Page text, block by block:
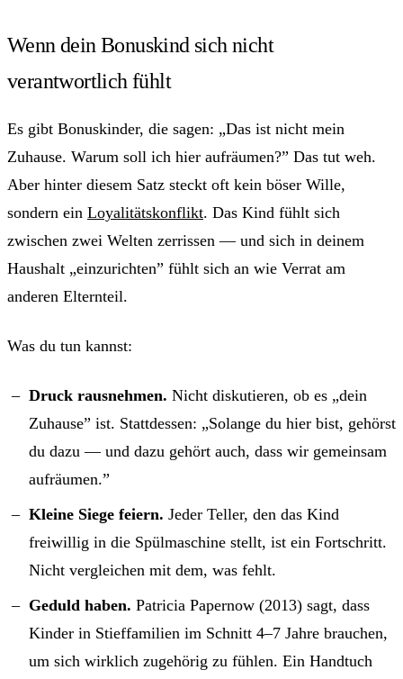
Wenn dein Bonuskind sich nicht
verantwortlich fühlt
Es gibt Bonuskinder, die sagen: „Das ist nicht mein
Zuhause. Warum soll ich hier aufräumen?” Das tut weh.
Aber hinter diesem Satz steckt oft kein böser Wille,
sondern ein Loyalitätskonflikt. Das Kind fühlt sich
zwischen zwei Welten zerrissen — und sich in deinem
Haushalt „einzurichten” fühlt sich an wie Verrat am
anderen Elternteil.
Was du tun kannst:
Druck rausnehmen. Nicht diskutieren, ob es „dein
Zuhause” ist. Stattdessen: „Solange du hier bist, gehörst
du dazu — und dazu gehört auch, dass wir gemeinsam
aufräumen.”
Kleine Siege feiern. Jeder Teller, den das Kind
freiwillig in die Spülmaschine stellt, ist ein Fortschritt.
Nicht vergleichen mit dem, was fehlt.
Geduld haben. Patricia Papernow (2013) sagt, dass
Kinder in Stieffamilien im Schnitt 4–7 Jahre brauchen,
um sich wirklich zugehörig zu fühlen. Ein Handtuch